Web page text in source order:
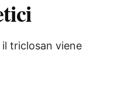
triclosan viene